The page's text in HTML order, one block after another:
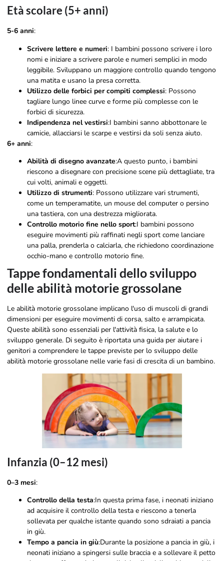
Età scolare (5+ anni)
5-6 anni:
Scrivere lettere e numeri: I bambini possono scrivere i loro
nomi e iniziare a scrivere parole e numeri semplici in modo
leggibile. Sviluppano un maggiore controllo quando tengono
una matita e usano la presa corretta.
Utilizzo delle forbici per compiti complessi: Possono
tagliare lungo linee curve e forme più complesse con le
forbici di sicurezza.
Indipendenza nel vestirsi:I bambini sanno abbottonare le
camicie, allacciarsi le scarpe e vestirsi da soli senza aiuto.
6+ anni:
Abilità di disegno avanzate:A questo punto, i bambini
riescono a disegnare con precisione scene più dettagliate, tra
cui volti, animali e oggetti.
Utilizzo di strumenti: Possono utilizzare vari strumenti,
come un temperamatite, un mouse del computer o persino
una tastiera, con una destrezza migliorata.
Controllo motorio fine nello sport:I bambini possono
eseguire movimenti più raffinati negli sport come lanciare
una palla, prenderla o calciarla, che richiedono coordinazione
occhio-mano e controllo motorio fine.
Tappe fondamentali dello sviluppo
delle abilità motorie grossolane
Le abilità motorie grossolane implicano l'uso di muscoli di grandi
dimensioni per eseguire movimenti di corsa, salto e arrampicata.
Queste abilità sono essenziali per l'attività fisica, la salute e lo
sviluppo generale. Di seguito è riportata una guida per aiutare i
genitori a comprendere le tappe previste per lo sviluppo delle
abilità motorie grossolane nelle varie fasi di crescita di un bambino.
Infanzia (0–12 mesi)
0–3 mesi:
Controllo della testa:In questa prima fase, i neonati iniziano
ad acquisire il controllo della testa e riescono a tenerla
sollevata per qualche istante quando sono sdraiati a pancia
in giù.
Tempo a pancia in giù:Durante la posizione a pancia in giù, i
neonati iniziano a spingersi sulle braccia e a sollevare il petto